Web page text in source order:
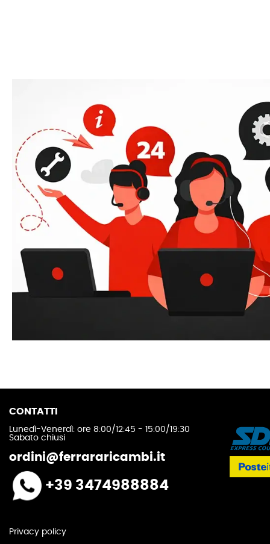
CONTATTI
Lunedì-Venerdì: ore 8:00/12:45 - 15:00/19:30
Sabato chiusi
ordini@ferrararicambi.it
+39 3474988884
Privacy policy